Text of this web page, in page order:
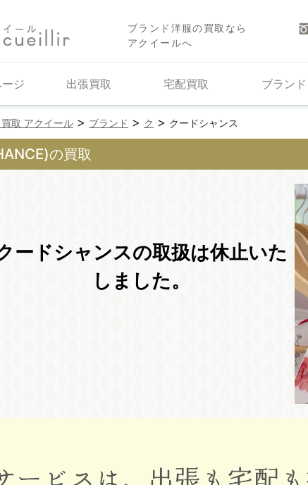
ブランド洋服の買取なら
アクイールへ
ージ 出張買取 宅配買取 ブランド
取 アクイール > ブランド > ク > クードシャンス
の買取
ードシャンスの取扱は休止いた
しました。